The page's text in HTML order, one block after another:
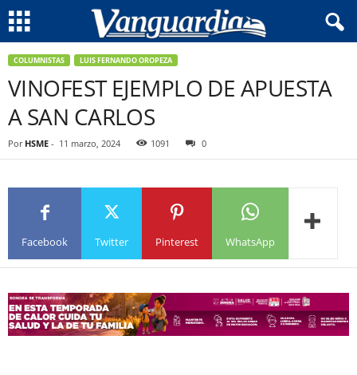
COLUMNISTAS LUIS FERNANDO OROPEZA
VINOFEST EJEMPLO DE APUESTA
A SAN CARLOS
Por HSME - 11 marzo, 2024 1091 0
Facebook Twitter Pinterest WhatsApp